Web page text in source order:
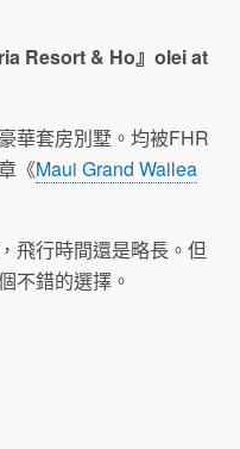
Resort & Ho』olei at
華套房別墅。均被FHR
《Maui Grand Wailea
飛行時間還是略長。但
不錯的選擇。